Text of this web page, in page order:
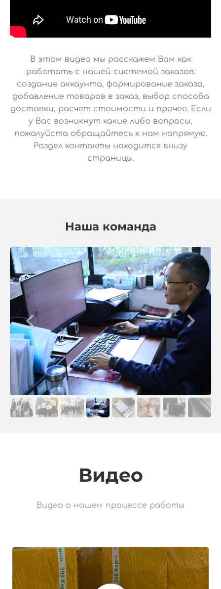
В этом видео мы расскажем Вам как
работать с нашей системой заказов:
создание аккаунта, формирование заказа,
добавление товаров в заказ, выбор способа
доставки, расчет стоимости и прочее. Если
у Вас возникнут какие либо вопросы,
пожалуйста обращайтесь к нам напрямую.
Раздел контакты находится внизу
страницы.
Наша команда
Видео
Видео о нашем процессе работы